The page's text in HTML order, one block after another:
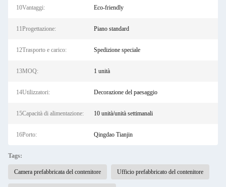
10Vantaggi: Eco-friendly
11Progettazione: Piano standard
12Trasporto e carico: Spedizione speciale
13MOQ: 1 unità
14Utilizzatori: Decorazione del paesaggio
15Capacità di alimentazione: 10 unità/unità settimanali
16Porto: Qingdao Tianjin
Tags:
Camera prefabbricata del contenitore Ufficio prefabbricato del contenitore